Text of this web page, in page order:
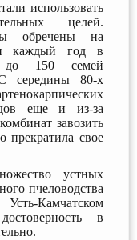
использовать
целей.
обречены на
каждый год в
до 150 семей
середины 80-х
еще и из-за
завозить
прекратила свое
устных
пчеловодства
Камчатском
в